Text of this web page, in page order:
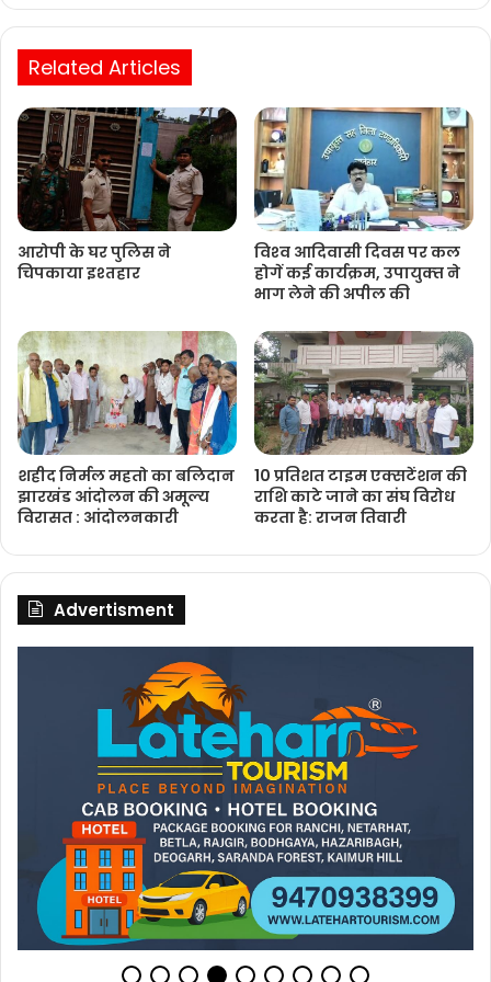
Related Articles
आरोपी के घर पुलिस ने
चिपकाया इश्तहार
विश्‍व आदिवासी दिवस पर कल
होगें कई कार्यक्रम, उपायुक्‍त ने
भाग लेने की अपील की
शहीद निर्मल महतो का बलिदान
झारखंड आंदोलन की अमूल्य
विरासत : आंदोलनकारी
10 प्रतिशत टाइम एक्सटेंशन की
राशि काटे जाने का संघ विरोध
करता है: राजन तिवारी
Advertisment